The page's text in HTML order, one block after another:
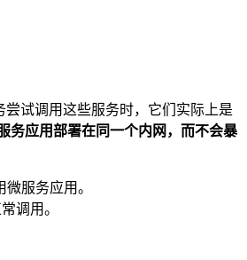
尝试调用这些服务时，它们实际上是
务应用部署在同一个内网，而不会暴
服务应用。
调用。